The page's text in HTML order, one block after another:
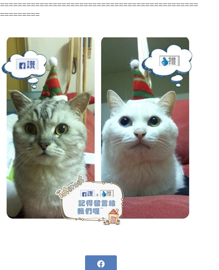
=============================================
=========